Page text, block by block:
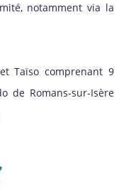
notamment via la
Taïso comprenant 9
de Romans-sur-Isère